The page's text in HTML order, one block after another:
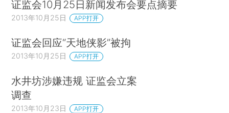
证监会10月25日新闻发布会要点摘要
2013年10月25日 APP打开
证监会回应“天地侠影”被拘
2013年10月25日 APP打开
水井坊涉嫌违规 证监会立案
调查
2013年10月23日 APP打开